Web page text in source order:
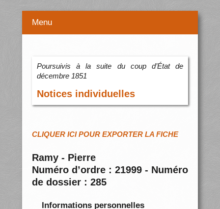
Menu
Poursuivis à la suite du coup d’État de
décembre 1851
Notices individuelles
CLIQUER ICI POUR EXPORTER LA FICHE
Ramy - Pierre
Numéro d’ordre : 21999 - Numéro
de dossier : 285
Informations personnelles